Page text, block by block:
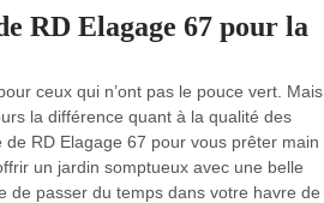
RD Elagage 67 pour la
ceux qui n’ont pas le pouce vert. Mais
la différence quant à la qualité des
RD Elagage 67 pour vous prêter main
un jardin somptueux avec une belle
de passer du temps dans votre havre de